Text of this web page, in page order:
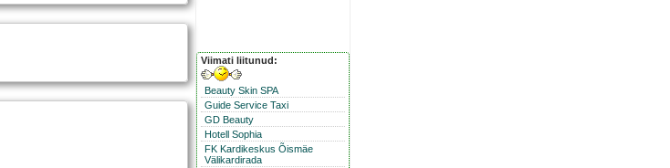
Viimati liitunud:
Beauty Skin SPA
Guide Service Taxi
GD Beauty
Hotell Sophia
FK Kardikeskus Õismäe
Välikardirada